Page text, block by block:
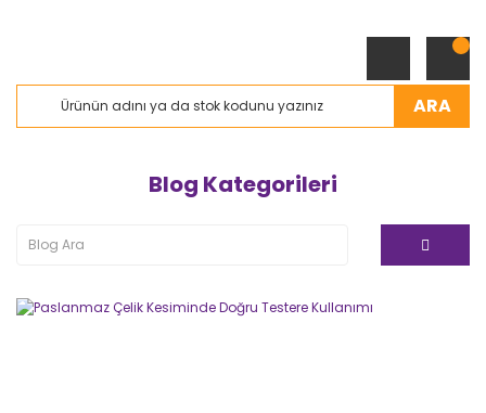
ARA
Blog Kategorileri